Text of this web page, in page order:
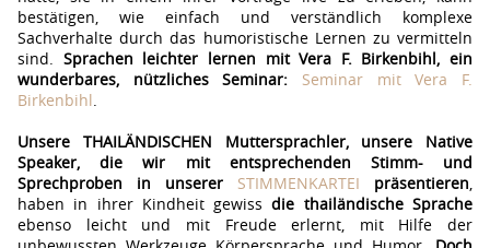
bestätigen, wie einfach und verständlich komplexe
Sachverhalte durch das humoristische Lernen zu vermitteln
sind. Sprachen leichter lernen mit Vera F. Birkenbihl, ein
wunderbares, nützliches Seminar: Seminar mit Vera F.
Birkenbihl
Unsere THAILÄNDISCHEN Muttersprachler, unsere Native
Speaker, die wir mit entsprechenden Stimm- und
Sprechproben in unserer
STIMMENKARTEI präsentieren
haben in ihrer Kindheit gewissdie thailändische Sprache
ebenso leicht und mit Freude erlernt, mit Hilfe der